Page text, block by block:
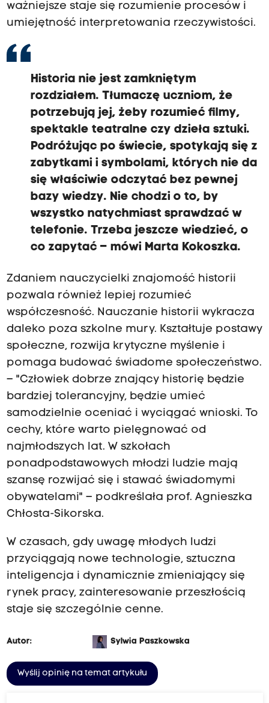
ważniejsze staje się rozumienie procesów i
umiejętność interpretowania rzeczywistości.
Historia nie jest zamkniętym
rozdziałem. Tłumaczę uczniom, że
potrzebują jej, żeby rozumieć filmy,
spektakle teatralne czy dzieła sztuki.
Podróżując po świecie, spotykają się z
zabytkami i symbolami, których nie da
się właściwie odczytać bez pewnej
bazy wiedzy. Nie chodzi o to, by
wszystko natychmiast sprawdzać w
telefonie. Trzeba jeszcze wiedzieć, o
co zapytać – mówi Marta Kokoszka.
Zdaniem nauczycielki znajomość historii
pozwala również lepiej rozumieć
współczesność. Nauczanie historii wykracza
daleko poza szkolne mury. Kształtuje postawy
społeczne, rozwija krytyczne myślenie i
pomaga budować świadome społeczeństwo.
– "Człowiek dobrze znający historię będzie
bardziej tolerancyjny, będzie umieć
samodzielnie oceniać i wyciągać wnioski. To
cechy, które warto pielęgnować od
najmłodszych lat. W szkołach
ponadpodstawowych młodzi ludzie mają
szansę rozwijać się i stawać świadomymi
obywatelami" – podkreślała prof. Agnieszka
Chłosta-Sikorska.
W czasach, gdy uwagę młodych ludzi
przyciągają nowe technologie, sztuczna
inteligencja i dynamicznie zmieniający się
rynek pracy, zainteresowanie przeszłością
staje się szczególnie cenne.
Autor: Sylwia Paszkowska
Wyślij opinię na temat artykułu